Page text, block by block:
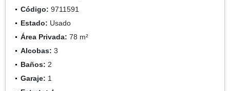
Código: 9711591
Estado: Usado
Área Privada: 78 m²
Alcobas: 3
Baños: 2
Garaje: 1